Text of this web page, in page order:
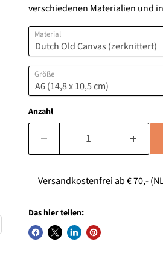
verschiedenen Materialien und
Material
Größe
Anzahl
Versandkostenfrei ab € 70,-
Das hier teilen: